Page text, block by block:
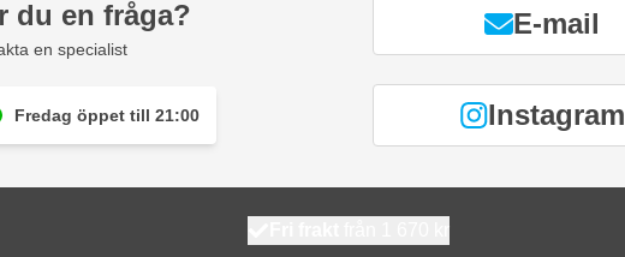
du en fråga?
en specialist
Fredag öppet till 21:00
E-mail
Instagram